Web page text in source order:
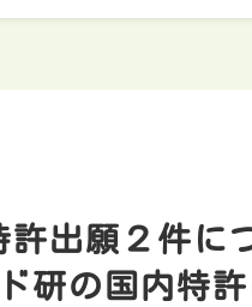
出願２件に
研の国内特